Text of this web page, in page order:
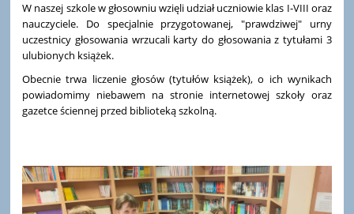
W naszej szkole w głosowniu wzięli udział uczniowie klas I-VIII oraz
nauczyciele. Do specjalnie przygotowanej, "prawdziwej" urny
uczestnicy głosowania wrzucali karty do głosowania z tytułami 3
ulubionych książek.
Obecnie trwa liczenie głosów (tytułów książek), o ich wynikach
powiadomimy niebawem na stronie internetowej szkoły oraz
gazetce ściennej przed biblioteką szkolną.